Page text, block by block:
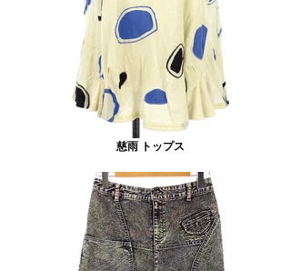
慈雨 トップス